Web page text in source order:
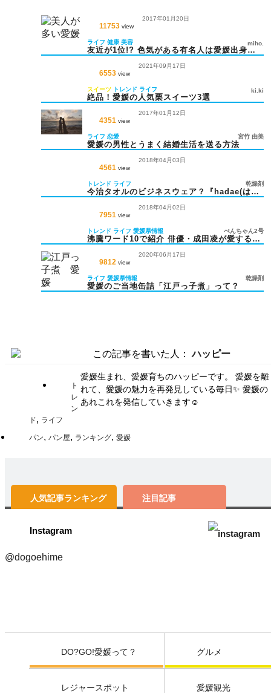
11753 view
2017年01月20日
友近が1位!? 色気がある有名人は愛媛出身が
ライフ 健康 美容 miho.
6553 view
2021年09月17日
絶品！愛媛の人気栗スイーツ3選
スイーツ トレンド ライフ ki.ki
4351 view
2017年01月12日
愛媛の男性とうまく結婚生活を送る方法
ライフ 恋愛 宮竹 由美
4561 view
2018年04月03日
今治タオルのビジネスウェア？『hadae(はだ
アップが登場
トレンド ライフ 乾燥剤
7951 view
2018年04月02日
沸騰ワード10で紹介 俳優・成田凌が愛する
トレンド ライフ 愛媛県情報 ぺんちゃん2号
9812 view
2020年06月17日
愛媛のご当地缶詰「江戸っ子煮」って？
ライフ 愛媛県情報 乾燥剤
この記事を書いた人： ハッピー
愛媛生まれ、愛媛育ちのハッピーです。 愛媛を離
れて、愛媛の魅力を再発見している毎日✨ 愛媛の
あれこれを発信していきます☺
ト
レ
ン
ド, ライフ
パン, パン屋, ランキング, 愛媛
人気記事ランキング 注目記事
Instagram
@dogoehime
DO?GO!愛媛って？ グルメ
レジャースポット 愛媛観光